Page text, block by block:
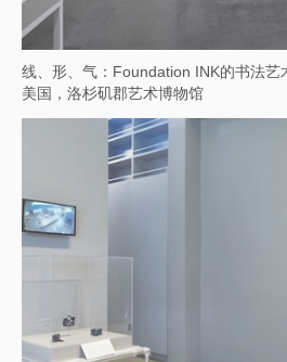
时代剧场：当代影像的复数演绎
中国，台湾，台北市立美术馆